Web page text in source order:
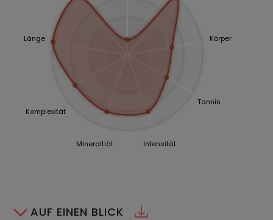
Körper
Tannin
Intensität
Mineraltiät
Komplexität
Länge
AUF EINEN BLICK